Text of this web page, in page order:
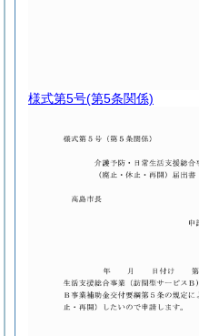
様式第5号(第5条関係)